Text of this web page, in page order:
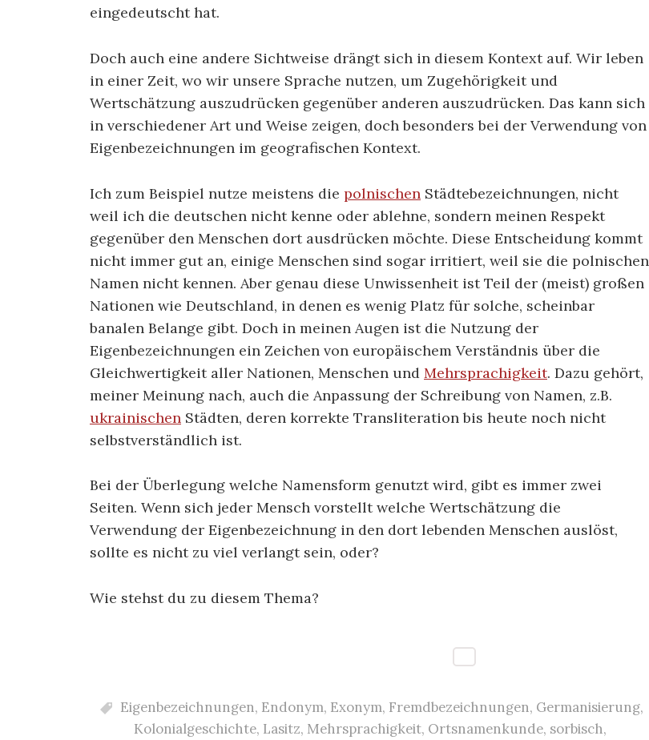
eingedeutscht hat.
Doch auch eine andere Sichtweise drängt sich in diesem Kontext auf. Wir leben
in einer Zeit, wo wir unsere Sprache nutzen, um Zugehörigkeit und
Wertschätzung auszudrücken gegenüber anderen auszudrücken. Das kann sich
in verschiedener Art und Weise zeigen, doch besonders bei der Verwendung von
Eigenbezeichnungen im geografischen Kontext.
Ich zum Beispiel nutze meistens die polnischen Städtebezeichnungen, nicht
weil ich die deutschen nicht kenne oder ablehne, sondern meinen Respekt
gegenüber den Menschen dort ausdrücken möchte. Diese Entscheidung kommt
nicht immer gut an, einige Menschen sind sogar irritiert, weil sie die polnischen
Namen nicht kennen. Aber genau diese Unwissenheit ist Teil der (meist) großen
Nationen wie Deutschland, in denen es wenig Platz für solche, scheinbar
banalen Belange gibt. Doch in meinen Augen ist die Nutzung der
Eigenbezeichnungen ein Zeichen von europäischem Verständnis über die
Gleichwertigkeit aller Nationen, Menschen und Mehrsprachigkeit. Dazu gehört,
meiner Meinung nach, auch die Anpassung der Schreibung von Namen, z.B.
ukrainischen Städten, deren korrekte Transliteration bis heute noch nicht
selbstverständlich ist.
Bei der Überlegung welche Namensform genutzt wird, gibt es immer zwei
Seiten. Wenn sich jeder Mensch vorstellt welche Wertschätzung die
Verwendung der Eigenbezeichnung in den dort lebenden Menschen auslöst,
sollte es nicht zu viel verlangt sein, oder?
Wie stehst du zu diesem Thema?
Eigenbezeichnungen, Endonym, Exonym, Fremdbezeichnungen, Germanisierung,
Kolonialgeschichte, Lasitz, Mehrsprachigkeit, Ortsnamenkunde, sorbisch,